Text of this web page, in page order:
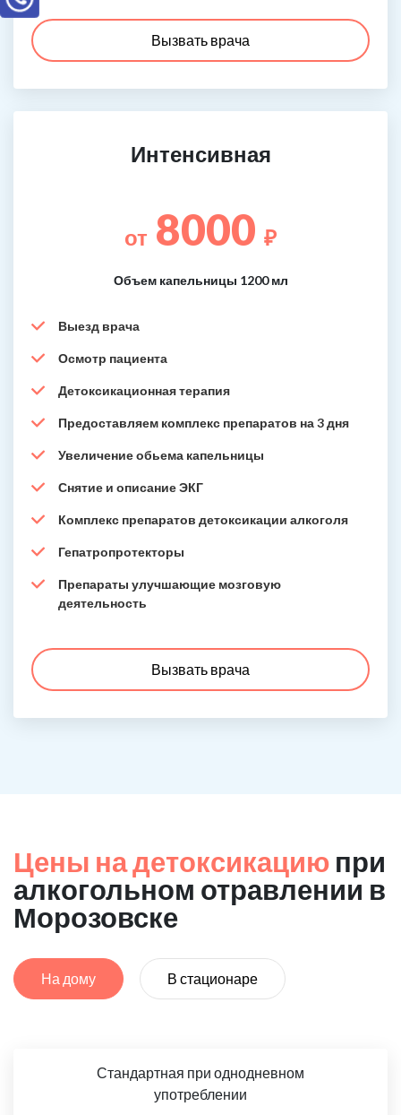
Вызвать врача
Интенсивная
от 8000 ₽
Объем капельницы 1200 мл
Выезд врача
Осмотр пациента
Детоксикационная терапия
Предоставляем комплекс препаратов на 3 дня
Увеличение обьема капельницы
Снятие и описание ЭКГ
Комплекс препаратов детоксикации алкоголя
Гепатропротекторы
Препараты улучшающие мозговую
деятельность
Вызвать врача
Цены на детоксикацию при
алкогольном отравлении в
Морозовске
На дому В стационаре
Стандартная при однодневном
употреблении